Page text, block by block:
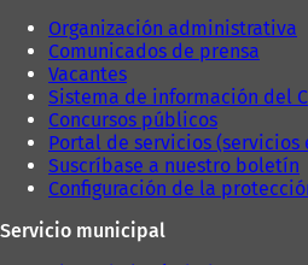
Organización administrativa
Comunicados de prensa
Vacantes
Sistema de información del
Concursos públicos
Portal de servicios (servicios
Suscríbase a nuestro boletín
Configuración de la
Servicio municipal